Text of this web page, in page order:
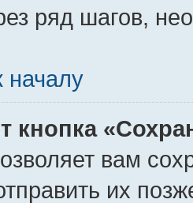
ряд шагов,
началу
кнопка
вам
их